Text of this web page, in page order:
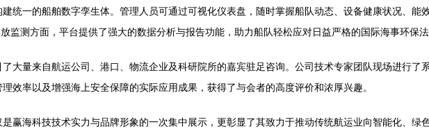
统一的船舶数字孪生体。管理人员可通过可视化仪表盘，随时掌握船队动态、设备健康状况、能
监测方面，平台提供了强大的数据分析与报告功能，助力船队轻松应对日益严格的国际海事环保法
大量来自航运公司、港口、物流企业及科研院所的嘉宾驻足咨询。公司技术专家团队现场进行
效率以及增强海上安全保障的实际应用成果，获得了与会者的高度评价和浓厚兴趣。
赢海科技技术实力与品牌形象的一次集中展示，更彰显了其致力于推动传统航运业向智能化、